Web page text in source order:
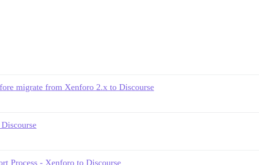
migrate from Xenforo 2.x to Discourse
Process - Xenforo to Discourse